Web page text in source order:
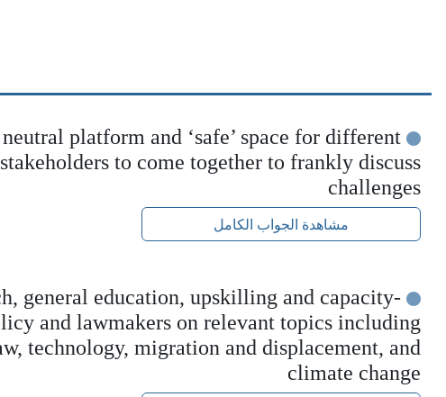
platform and ‘safe’ space for different
to come together to frankly discuss
challenges
مشاهدة الجواب الكامل
general education, upskilling and capacity-
and lawmakers on relevant topics including
technology, migration and displacement, and
climate change